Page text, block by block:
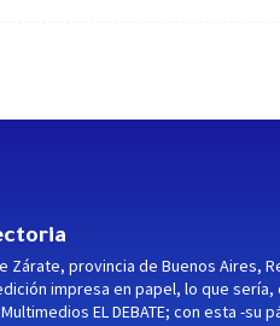
Zárate, provincia de Buenos Aires,
impresa en papel, lo que
EL DEBATE; con esta -su